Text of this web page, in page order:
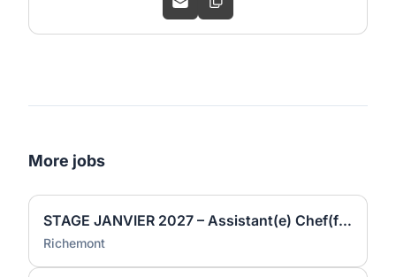
More jobs
STAGE JANVIER 2027 – Assistant(e) Chef(fe) de Projet Marketing International Joaillerie (H/F)
Richemont